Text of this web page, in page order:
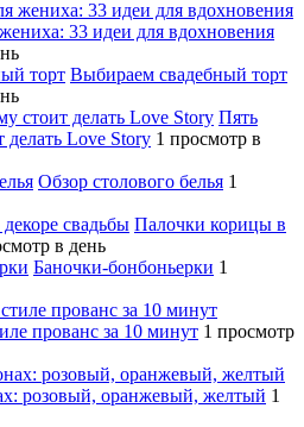
33 идеи для вдохновения
Выбираем свадебный торт
Пять
Love Story 1 просмотр в
Обзор столового белья 1
Палочки корицы в
в день
Баночки-бонбоньерки 1
прованс за 10 минут 1 просмотр
розовый, оранжевый, желтый 1